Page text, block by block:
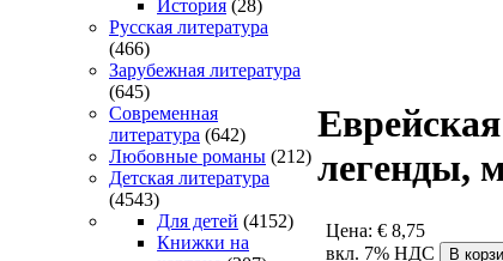
История (28)
Русская литература
(466)
Зарубежная литература
(645)
Современная
литература (642)
Любовные романы (212)
Детская литература
(4543)
Для детей (4152)
Книжки на
легенды,
Цена: € 8,75
вкл. 7% НДС